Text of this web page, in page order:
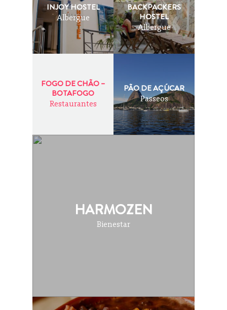
INJOY HOSTEL
Albergue
BACKPACKERS
HOSTEL
Albergue
FOGO DE CHÃO –
BOTAFOGO
Restaurantes
PÃO DE AÇÚCAR
Passeos
HARMOZEN
Bienestar